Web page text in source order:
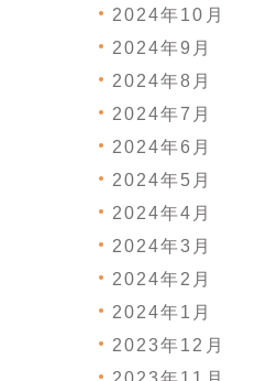
2024年10月
2024年9月
2024年8月
2024年7月
2024年6月
2024年5月
2024年4月
2024年3月
2024年2月
2024年1月
2023年12月